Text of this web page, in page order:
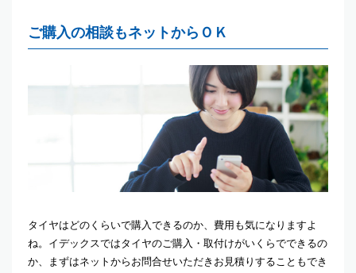
ご購入の相談もネットからＯＫ
タイヤはどのくらいで購入できるのか、費用も気になりますよ
ね。イデックスではタイヤのご購入・取付けがいくらでできるの
か、まずはネットからお問合せいただきお見積りすることもでき